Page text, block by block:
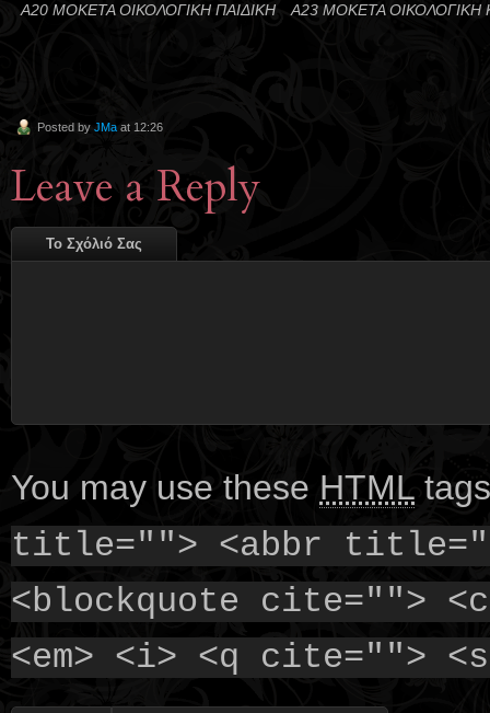
Α20 ΜΟΚΕΤΑ ΟΙΚΟΛΟΓΙΚΗ ΠΑΙΔΙΚΗ Α23 ΜΟΚΕΤΑ ΟΙΚΟΛΟΓΙΚΗ
Posted by JMa at 12:26
Leave a Reply
Το Σχόλιό Σας
You may use these HTML
title=""> <abbr
<blockquote cite="">
<em> <i> <q cite="">